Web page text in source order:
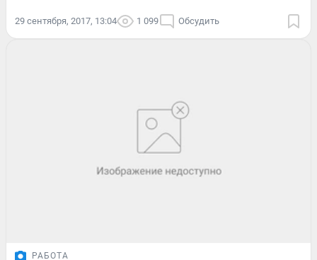
29 сентября, 2017, 13:04 1 099 Обсудить
РАБОТА